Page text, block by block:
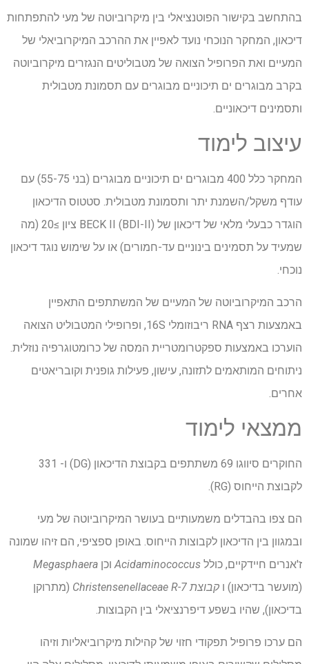
בהתחשב בקישור הפוטנציאלי בין מיקרוביוטה של ​​מעי להתפתחות
דיכאון, המחקר הנוכחי נועד לאפיין את ההרכב המיקרוביאלי של
המעיים ואת הפרופיל הצואה של מטבוליטים הנגזרים מיקרוביוטה
בקרב מבוגרים ים תיכוניים מבוגרים עם תסמונת מטבולית
ותסמינים דיכאוניים.
עיצוב לימוד
המחקר כלל 400 מבוגרים ים תיכוניים מבוגרים (בני 55-75) עם
עודף משקל/השמנת יתר ותסמונת מטבולית. סטטוס הדיכאון
הוגדר כבעלי מלאי של דיכאון של BECK II (BDI-II) ציון ≥20 (מה
שמעיד על תסמינים בינוניים עד-חמורים) או על שימוש נוגד דיכאון
נוכחי.
הרכב המיקרוביוטה של ​​המעיים של המשתתפים התאפיין
באמצעות רצף RNA ריבוזומלי 16S, ופרופילי המטבוליט הצואה
הוערכו באמצעות ספקטרומטריית המסה של כרומטוגרפיה נוזלית.
ניתוחים המותאמים לתזונה, עישון, פעילות גופנית וקובריאטים
אחרים.
ממצאי לימוד
החוקרים סיווגו 69 משתתפים בקבוצת הדיכאון (DG) ו- 331
לקבוצת הייחוס (RG).
הם צפו בהבדלים משמעותיים בעושר המיקרוביוטה של ​​מעי
ובמגוון בין הדיכאון לקבוצות הייחוס. באופן ספציפי, הם זיהו שמונה
ז'אנרים חיידקיים, כולל Acidaminococcusוכן Megasphaera
(מועשר בדיכאון) ו קבוצת Christensenellaceae R-7
(מתרוקן
בדיכאון), שהיו בשפע דיפרנציאלי בין הקבוצות.
הם ערכו פרופיל תפקודי חזוי של קהילות מיקרוביאליות וזיהו